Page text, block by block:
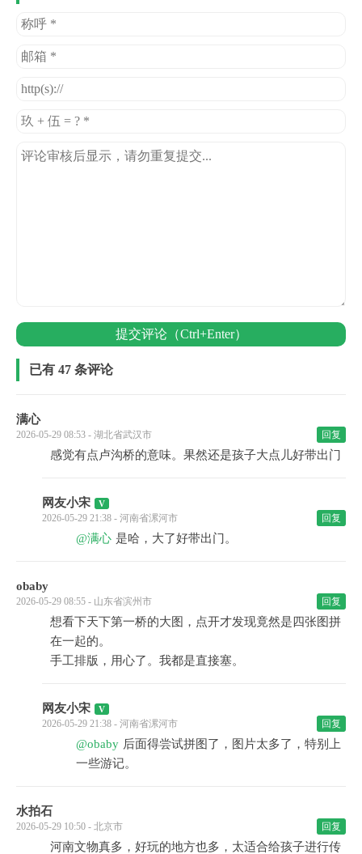
提交评论（Ctrl+Enter）
已有 47 条评论
满心
2026-05-29 08:53 - 湖北省武汉市 回复
感觉有点卢沟桥的意味。果然还是孩子大点儿好带出门
网友小宋
2026-05-29 21:38 - 河南省漯河市 回复
@满心 是哈，大了好带出门。
obaby
2026-05-29 08:55 - 山东省滨州市 回复
想看下天下第一桥的大图，点开才发现竟然是四张图拼
在一起的。
手工排版，用心了。我都是直接塞。
网友小宋
2026-05-29 21:38 - 河南省漯河市 回复
@obaby 后面得尝试拼图了，图片太多了，特别上
一些游记。
水拍石
2026-05-29 10:50 - 北京市 回复
河南文物真多，好玩的地方也多，太适合给孩子进行传